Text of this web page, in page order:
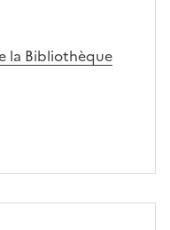
la Bibliothèque